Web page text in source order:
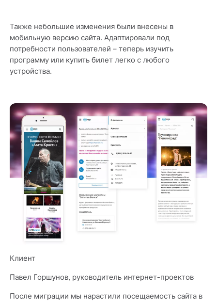
Также небольшие изменения были внесены в
мобильную версию сайта. Адаптировали под
потребности пользователей – теперь изучить
программу или купить билет легко с любого
устройства.
Клиент
Павел Горшунов, руководитель интернет-проектов
После миграции мы нарастили посещаемость сайта в